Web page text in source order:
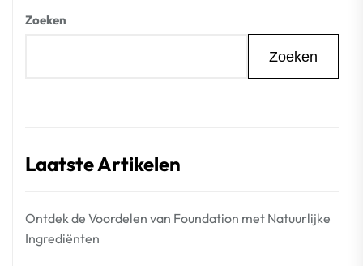
Zoeken
Zoeken
Laatste Artikelen
Ontdek de Voordelen van Foundation met Natuurlijke
Ingrediënten